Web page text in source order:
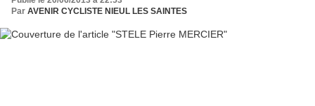
Par AVENIR CYCLISTE NIEUL LES SAINTES